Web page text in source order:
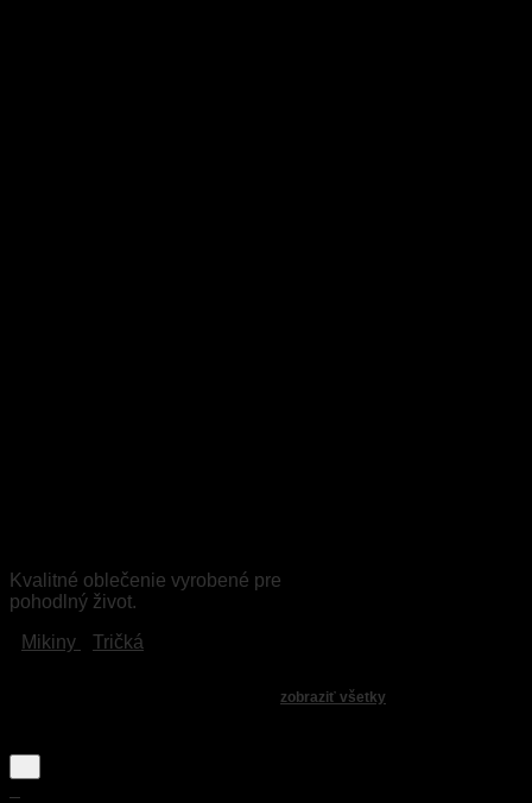
Kvalitné oblečenie vyrobené pre
pohodlný život.
Mikiny
Tričká
zobraziť všetky